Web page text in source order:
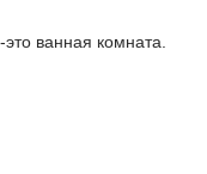
ванная комната.